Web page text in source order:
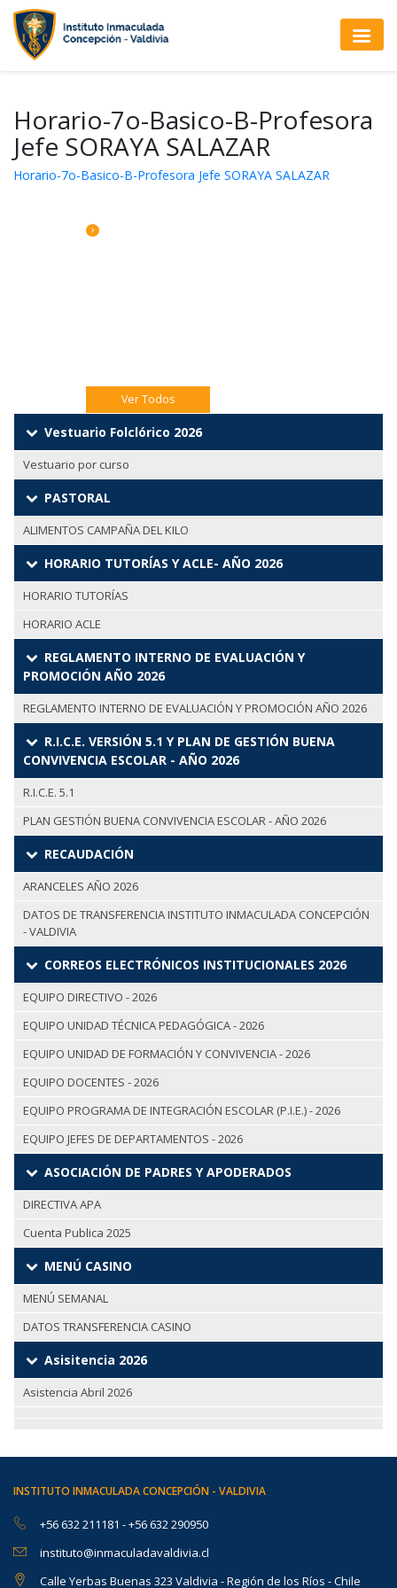
Horario-7o-Basico-B-Profesora
Jefe SORAYA SALAZAR
Horario-7o-Basico-B-Profesora Jefe SORAYA SALAZAR
Ver Todos
Vestuario Folclórico 2026
Vestuario por curso
PASTORAL
ALIMENTOS CAMPAÑA DEL KILO
HORARIO TUTORÍAS Y ACLE- AÑO 2026
HORARIO TUTORÍAS
HORARIO ACLE
REGLAMENTO INTERNO DE EVALUACIÓN Y
PROMOCIÓN AÑO 2026
REGLAMENTO INTERNO DE EVALUACIÓN Y PROMOCIÓN AÑO 2026
R.I.C.E. VERSIÓN 5.1 Y PLAN DE GESTIÓN BUENA
CONVIVENCIA ESCOLAR - AÑO 2026
R.I.C.E. 5.1
PLAN GESTIÓN BUENA CONVIVENCIA ESCOLAR - AÑO 2026
RECAUDACIÓN
ARANCELES AÑO 2026
DATOS DE TRANSFERENCIA INSTITUTO INMACULADA CONCEPCIÓN
- VALDIVIA
CORREOS ELECTRÓNICOS INSTITUCIONALES 2026
EQUIPO DIRECTIVO - 2026
EQUIPO UNIDAD TÉCNICA PEDAGÓGICA - 2026
EQUIPO UNIDAD DE FORMACIÓN Y CONVIVENCIA - 2026
EQUIPO DOCENTES - 2026
EQUIPO PROGRAMA DE INTEGRACIÓN ESCOLAR (P.I.E.) - 2026
EQUIPO JEFES DE DEPARTAMENTOS - 2026
ASOCIACIÓN DE PADRES Y APODERADOS
DIRECTIVA APA
Cuenta Publica 2025
MENÚ CASINO
MENÚ SEMANAL
DATOS TRANSFERENCIA CASINO
Asisitencia 2026
Asistencia Abril 2026
INSTITUTO INMACULADA CONCEPCIÓN - VALDIVIA
+56 632 211181 -+56 632 290950
instituto@inmaculadavaldivia.cl
Calle Yerbas Buenas 323 Valdivia - Región de los Ríos - Chile